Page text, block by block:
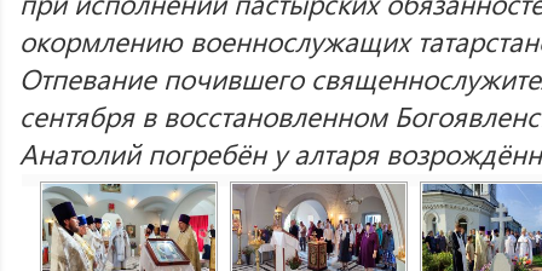
окормлению военнослужащих
Отпевание почившего
сентября в восстановленном
Анатолий погребён у алтаря